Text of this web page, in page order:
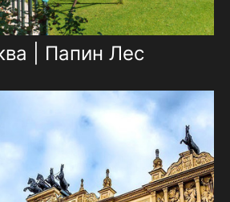
| Папин Лес